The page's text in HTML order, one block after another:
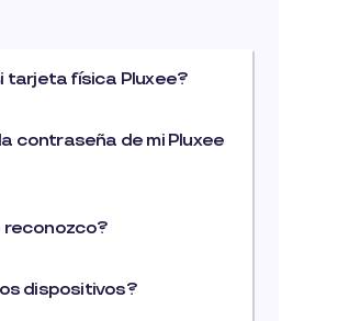
tarjeta física Pluxee?
contraseña de mi Pluxee
reconozco?
dispositivos?